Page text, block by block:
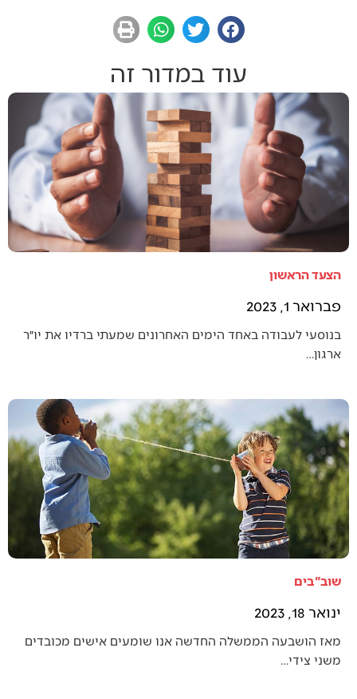
עוד במדור זה
הצעד הראשון
פברואר 1, 2023
בנוסעי לעבודה באחד הימים האחרונים שמעתי ברדיו את יו״ר
ארגון…
שוב"בים
ינואר 18, 2023
מאז הושבעה הממשלה החדשה אנו שומעים אישים מכובדים
משני צידי…